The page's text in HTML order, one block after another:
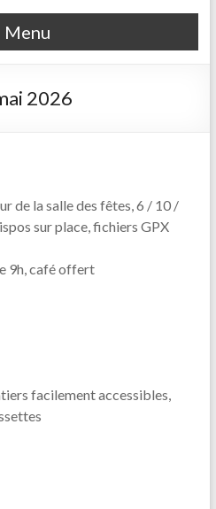
Menu
2026
de la salle des fêtes, 6 / 10 /
sur place, fichiers GPX
9h, café offert
facilement accessibles,